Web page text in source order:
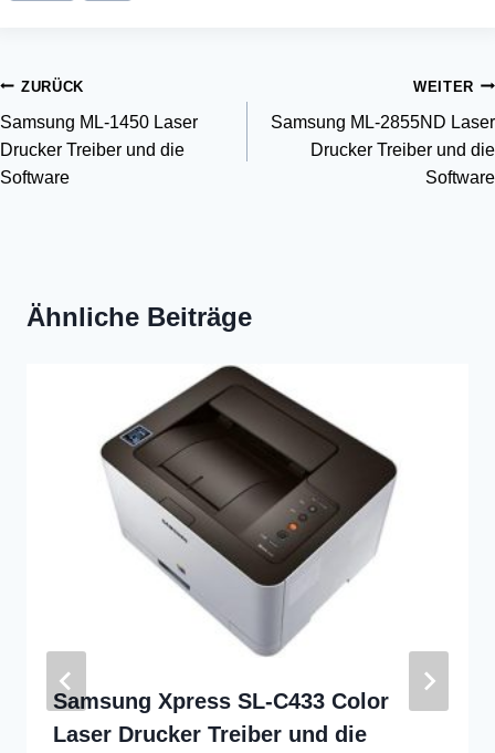
Beitragsnavigation
ZURÜCK
Samsung ML-1450 Laser
Drucker Treiber und die
Software
WEITER
Samsung ML-2855ND Laser
Drucker Treiber und die
Software
Ähnliche Beiträge
Samsung Xpress SL-C433 Color
Laser Drucker Treiber und die